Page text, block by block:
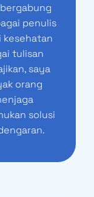
penulis
kesehatan
tulisan
saya
orang
solusi